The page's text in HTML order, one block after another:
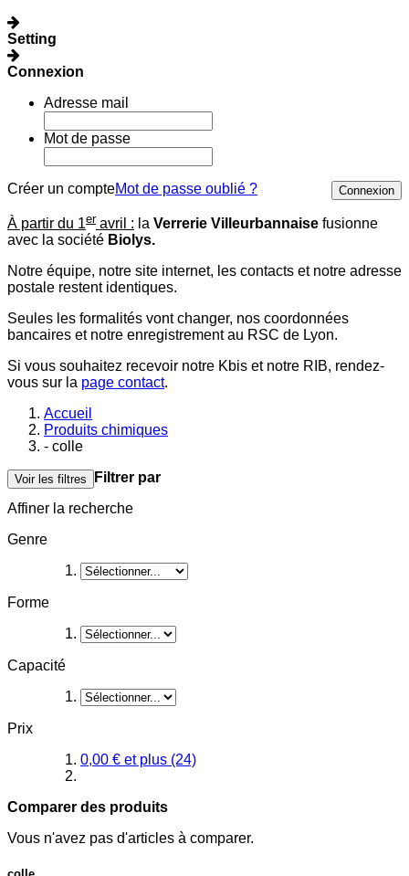
Setting
Connexion
Adresse mail
Mot de passe
Créer un compte Connexion
Mot de passe oublié ?
À partir du 1er avril : la Verrerie Villeurbannaise fusionne
avec la société Biolys.
Notre équipe, notre site internet, les contacts et notre adresse
postale restent identiques.
Seules les formalités vont changer, nos coordonnées
bancaires et notre enregistrement au RSC de Lyon.
Si vous souhaitez recevoir notre Kbis et notre RIB, rendez-
vous sur la page contact.
Accueil
Produits chimiques
- colle
Voir les filtres
Filtrer par
Affiner la recherche
Genre
Forme
Capacité
Prix
0,00 € et plus (24)
Comparer des produits
Vous n'avez pas d'articles à comparer.